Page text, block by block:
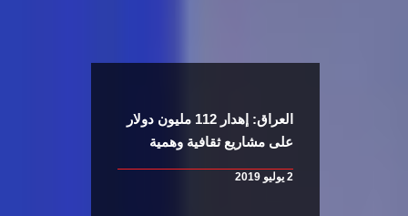
العراق: إهدار 112 مليون دولار
على مشاريع ثقافية وهمية
2 يوليو 2019